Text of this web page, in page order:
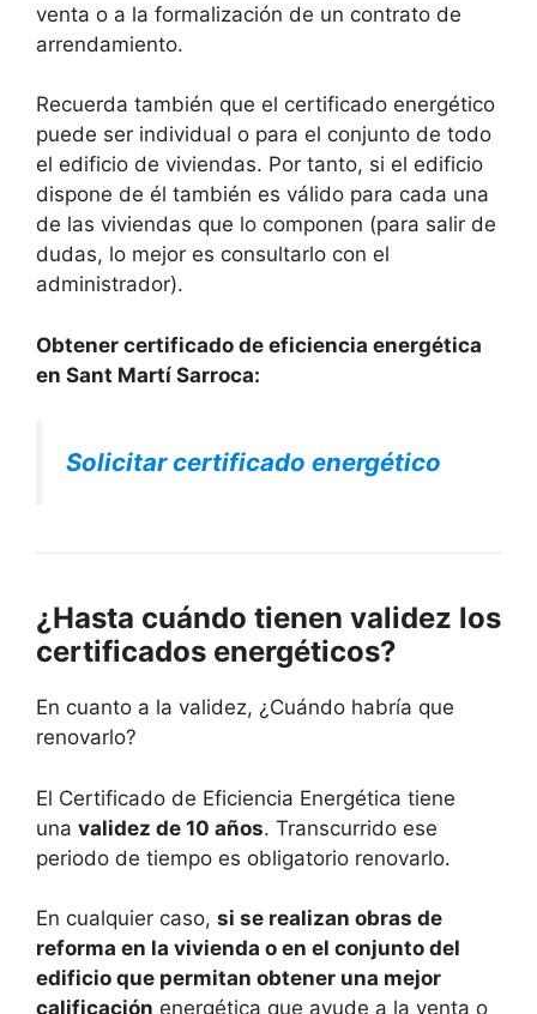
venta o a la formalización de un contrato de
arrendamiento.
Recuerda también que el certificado energético
puede ser individual o para el conjunto de todo
el edificio de viviendas. Por tanto, si el edificio
dispone de él también es válido para cada una
de las viviendas que lo componen (para salir de
dudas, lo mejor es consultarlo con el
administrador).
Obtener certificado de eficiencia energética
en Sant Martí Sarroca:
Solicitar certificado energético
¿Hasta cuándo tienen validez los
certificados energéticos?
En cuanto a la validez, ¿Cuándo habría que
renovarlo?
El Certificado de Eficiencia Energética tiene
una validez de 10 años. Transcurrido ese
periodo de tiempo es obligatorio renovarlo.
En cualquier caso, si se realizan obras de
reforma en la vivienda o en el conjunto del
edificio que permitan obtener una mejor
calificación energética que ayude a la venta o